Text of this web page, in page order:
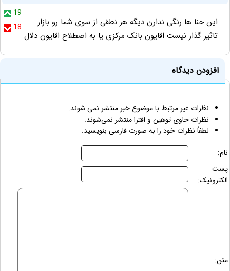
19
18
این حنا ها رنگی ندارن دیگه هر نطقی از سوی شما رو بازار
تاثیر گذار نیست اقایون بانک مرکزی یا به اصطلاح اقایون دلال
افزودن دیدگاه
نظرات غیر مرتبط با موضوع خبر منتشر نمی شوند.
نظرات حاوی توهین و افترا منتشر نمی‌شوند.
لطفاً نظرات خود را به صورت فارسی بنویسید.
نام:
پست
الکترونیک:
متن: